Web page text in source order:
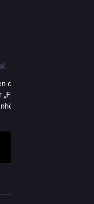
Mad Gear Gang!